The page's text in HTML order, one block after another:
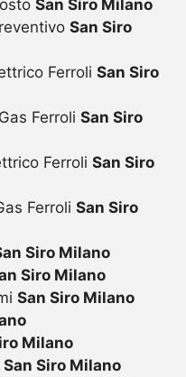
San Siro Milano
San Siro
Ferroli San Siro
Ferroli San Siro
Ferroli San Siro
Ferroli San Siro
Siro Milano
Siro Milano
San Siro Milano
Milano
San Siro Milano